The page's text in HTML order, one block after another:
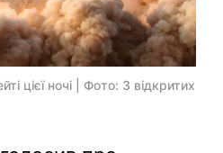
цієї ночі | Фото: З відкритих